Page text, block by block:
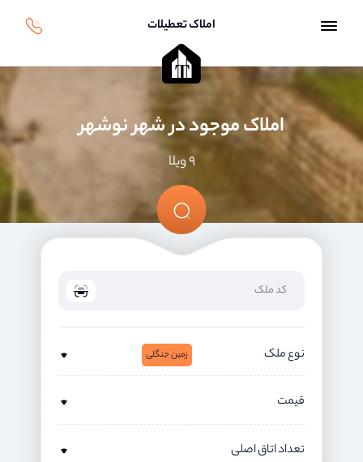
املاک تعطیلات
املاک موجود در شهر نوشهر
۹ ویلا
نوع ملک زمین جنگلی
قیمت
تعداد اتاق اصلی